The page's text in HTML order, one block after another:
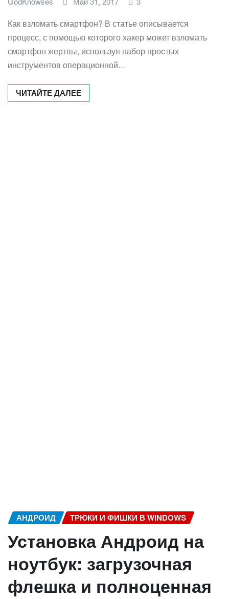
Как взломать смартфон? В статье описывается
процесс, с помощью которого хакер может взломать
смартфон жертвы, используя набор простых
инструментов операционной…
ЧИТАЙТЕ ДАЛЕЕ
АНДРОИД ТРЮКИ И ФИШКИ В WINDOWS
Установка Андроид на
ноутбук: загрузочная
флешка и полноценная